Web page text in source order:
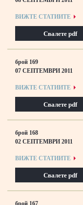
ВИЖТЕ СТАТИИТЕ
Свалете pdf
брой 169
07 СЕПТЕМВРИ 2011
ВИЖТЕ СТАТИИТЕ
Свалете pdf
брой 168
02 СЕПТЕМВРИ 2011
ВИЖТЕ СТАТИИТЕ
Свалете pdf
брой 167